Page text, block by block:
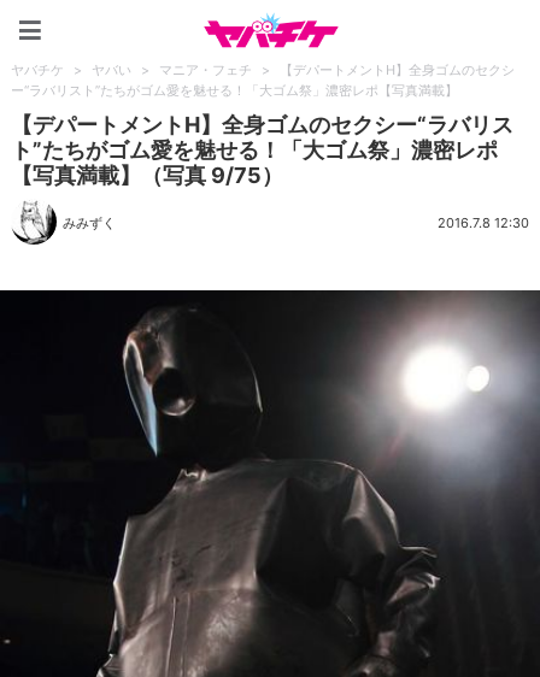
ヤバチケ > ヤバい > マニア・フェチ >
【デパートメントH】全身ゴムのセクシ
ー“ラバリスト”たちがゴム愛を魅せる！「大ゴム祭」濃密レポ【写真満載】
【デパートメントH】全身ゴムのセクシー“ラバリス
ト”たちがゴム愛を魅せる！「大ゴム祭」濃密レポ
【写真満載】（写真 9/75）
みみずく 2016.7.8 12:30